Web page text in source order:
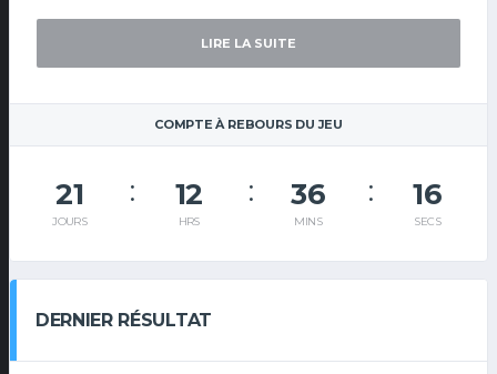
LIRE LA SUITE
COMPTE À REBOURS DU JEU
21
JOURS
12
HRS
36
MINS
15
SECS
DERNIER RÉSULTAT